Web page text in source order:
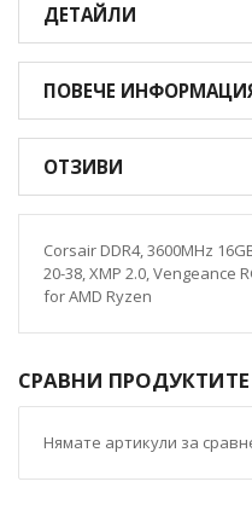
ДЕТАЙЛИ
ПОВЕЧЕ
ОТЗИВИ
Corsair DDR4, 3600MHz
20-38, XMP 2.0, Vengeance
for AMD Ryzen
СРАВНИ ПРОДУКТИТЕ
Нямате артикули за